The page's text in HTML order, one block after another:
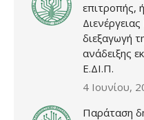
επιτροπής,
διεξαγωγή
ανάδειξης
Ε.ΔΙ.Π.
4 Ιουνίου,
Παράταση